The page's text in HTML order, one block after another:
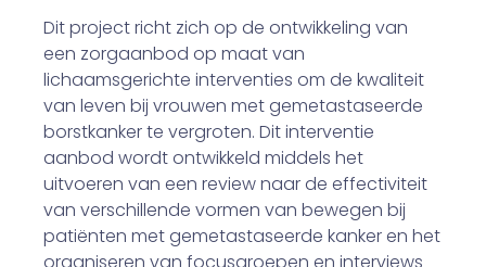
Dit project richt zich op de ontwikkeling van
een zorgaanbod op maat van
lichaamsgerichte interventies om de kwaliteit
van leven bij vrouwen met gemetastaseerde
borstkanker te vergroten. Dit interventie
aanbod wordt ontwikkeld middels het
uitvoeren van een review naar de effectiviteit
van verschillende vormen van bewegen bij
patiënten met gemetastaseerde kanker en het
organiseren van focusgroepen en interviews